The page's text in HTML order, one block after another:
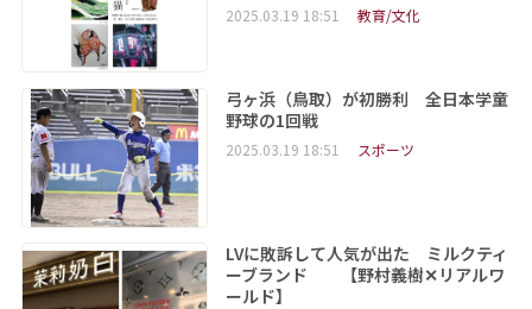
2025.03.19 18:51 教育/文化
弓ヶ浜（鳥取）が初勝利 全日本学童
野球の1回戦
2025.03.19 18:51 スポーツ
LVに敗訴して人気が出た ミルクティ
ーブランド 【野村義樹✕リアルワ
ールド】